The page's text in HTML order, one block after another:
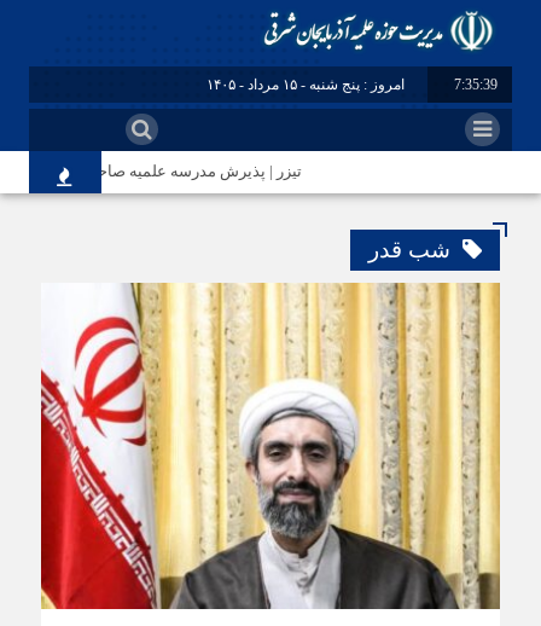
7:35:40 امروز : پنج شنبه - ۱۵ مرداد - ۱۴۰۵
تیزر | پذیرش مدرسه علمیه صاحب الزمان(عج)
شب قدر